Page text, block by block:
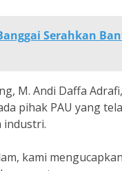
Serahkan
M. Andi Daffa
pihak PAU yang
industri.
kami